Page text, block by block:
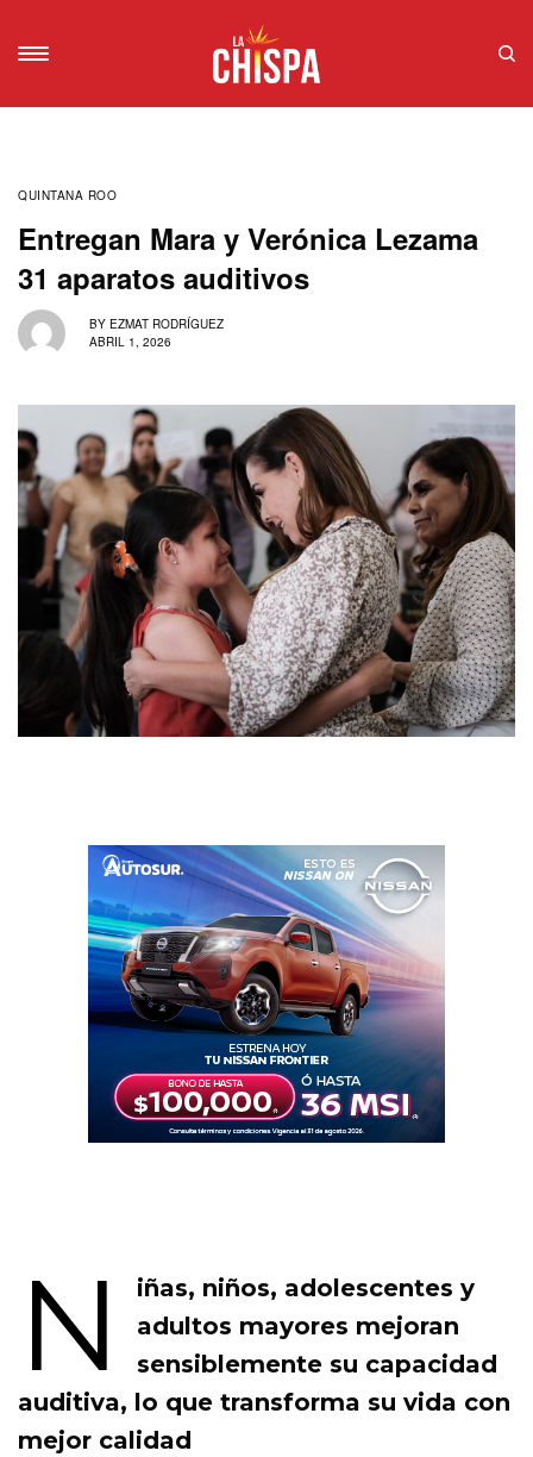
QUINTANA ROO
Entregan Mara y Verónica Lezama
31 aparatos auditivos
BY EZMAT RODRÍGUEZ
ABRIL 1, 2026
N
iñas, niños, adolescentes y
adultos mayores mejoran
sensiblemente su capacidad
auditiva, lo que transforma su vida con
mejor calidad